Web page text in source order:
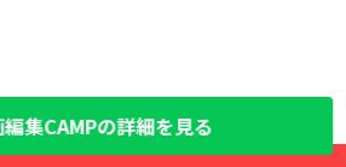
集CAMPの詳細を見る